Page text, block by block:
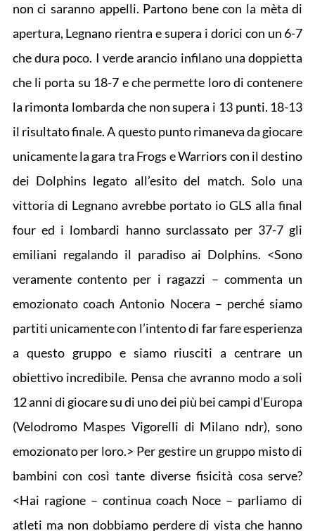
non ci saranno appelli. Partono bene con la mèta di
apertura, Legnano rientra e supera i dorici con un 6-7
che dura poco. I verde arancio infilano una doppietta
che li porta su 18-7 e che permette loro di contenere
la rimonta lombarda che non supera i 13 punti. 18-13
il risultato finale. A questo punto rimaneva da giocare
unicamente la gara tra Frogs e Warriors con il destino
dei Dolphins legato all’esito del match. Solo una
vittoria di Legnano avrebbe portato io GLS alla final
four ed i lombardi hanno surclassato per 37-7 gli
emiliani regalando il paradiso ai Dolphins. <Sono
veramente contento per i ragazzi – commenta un
emozionato coach Antonio Nocera – perché siamo
partiti unicamente con l’intento di far fare esperienza
a questo gruppo e siamo riusciti a centrare un
obiettivo incredibile. Pensa che avranno modo a soli
12 anni di giocare su di uno dei più bei campi d’Europa
(Velodromo Maspes Vigorelli di Milano ndr), sono
emozionato per loro.> Per gestire un gruppo misto di
bambini con così tante diverse fisicità cosa serve?
<Hai ragione – continua coach Noce – parliamo di
atleti ma non dobbiamo perdere di vista che hanno